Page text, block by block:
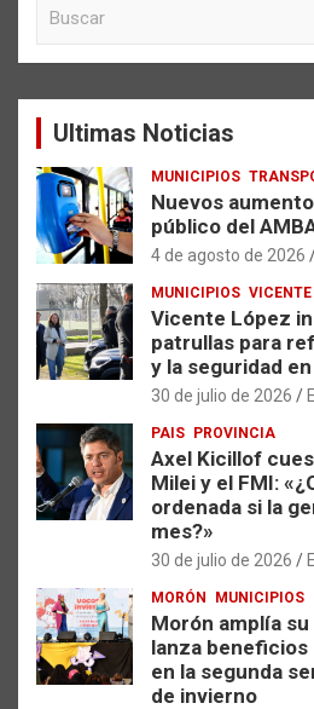
a
Ultimas Noticias
MUNICIPIOS
Nuevos
público del
4 de agosto de 2026
MUNICIPIOS VICENTE
Vicente López
patrullas para
y la seguridad
30 de julio de 2026
PAIS PROVINCIA
Axel Kicillof
Milei y el FMI:
ordenada si la
mes?»
30 de julio de 2026
MORÓN MUNICIPIOS
Morón amplía
lanza beneficios
en la segunda
de invierno